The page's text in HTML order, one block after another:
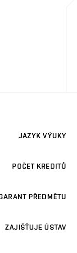
JAZYK VÝUKY
POČET KREDITŮ
PŘEDMĚTU
ZAJIŠŤUJE ÚSTAV